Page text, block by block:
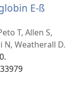
E-ß
T, Allen S,
N, Weatherall D.